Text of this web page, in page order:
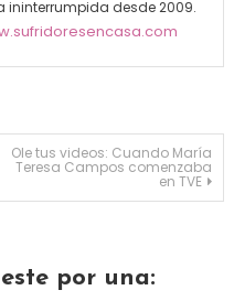
ininterrumpida desde 2009.
Ole tus videos: Cuando María
Teresa Campos comenzaba
en TVE
por una: